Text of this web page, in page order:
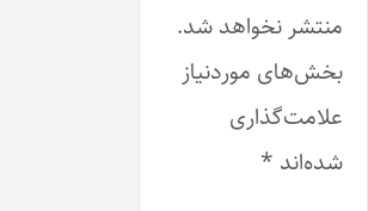
منتشر نخواهد شد.
بخش‌های موردنیاز
علامت‌گذاری
شده‌اند *